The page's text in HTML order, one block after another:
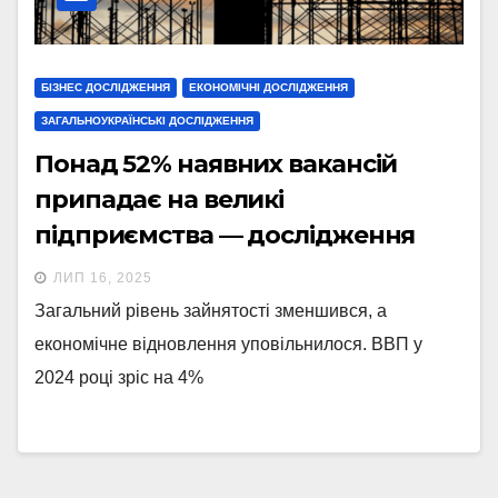
БІЗНЕС ДОСЛІДЖЕННЯ ЕКОНОМІЧНІ ДОСЛІДЖЕННЯ
ЗАГАЛЬНОУКРАЇНСЬКІ ДОСЛІДЖЕННЯ
Понад 52% наявних вакансій
припадає на великі
підприємства — дослідження
ЛИП 16, 2025
Загальний рівень зайнятості зменшився, а
економічне відновлення уповільнилося. ВВП у
2024 році зріс на 4%